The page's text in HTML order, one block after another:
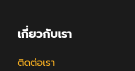
เกี่ยวกับเรา
ติดต่อเรา